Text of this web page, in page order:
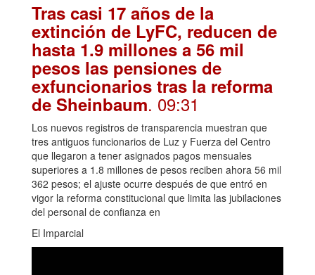
Tras casi 17 años de la
extinción de LyFC, reducen de
hasta 1.9 millones a 56 mil
pesos las pensiones de
exfuncionarios tras la reforma
de Sheinbaum. 09:31
Los nuevos registros de transparencia muestran que
tres antiguos funcionarios de Luz y Fuerza del Centro
que llegaron a tener asignados pagos mensuales
superiores a 1.8 millones de pesos reciben ahora 56 mil
362 pesos; el ajuste ocurre después de que entró en
vigor la reforma constitucional que limita las jubilaciones
del personal de confianza en
El Imparcial